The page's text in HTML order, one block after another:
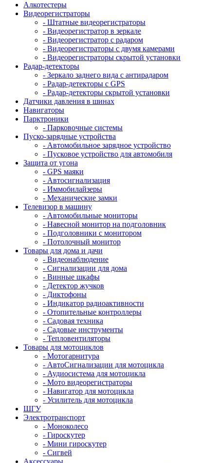
Алкотестеры
Видеорегистраторы
- Штатные видеорегистраторы
- Видеорегистратор в зеркале
- Видеорегистратор с радаром
- Видеорегистраторы с двумя камерами
- Видеорегистраторы скрытой установки
Радар-детекторы
- Зеркало заднего вида с антирадаром
- Радар-детекторы с GPS
- Радар-детекторы скрытой установки
Датчики давления в шинах
Навигаторы
Парктроники
- Парковочные системы
Пуско-зарядные устройства
- Автомобильное зарядное устройство
- Пусковое устройство для автомобиля
Защита от угона
- GPS маяки
- Автосигнализация
- Иммобилайзеры
- Механические замки
Телевизор в машину
- Автомобильные мониторы
- Навесной монитор на подголовник
- Подголовники с монитором
- Потолочный монитор
Товары для дома и дачи
- Видеонаблюдение
- Сигнализации для дома
- Винные шкафы
- Детектор жучков
- Диктофоны
- Индикатор радиоактивности
- Отопительные контроллеры
- Садовая техника
- Садовые инструменты
- Тепловентиляторы
Товары для мотоциклов
- Mотогарнитура
- АвтоСигнализации для мотоцикла
- Аудиосистема для мотоцикла
- Мото видеорегистраторы
- Навигатор для мотоцикла
- Усилитель для мотоцикла
ШГУ
Электротранспорт
- Mоноколесо
- Гироскутер
- Мини гироскутер
- Сигвей
Аксессуары